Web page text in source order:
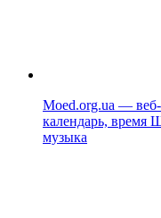
Moed.org.ua —
календарь, время
музыка